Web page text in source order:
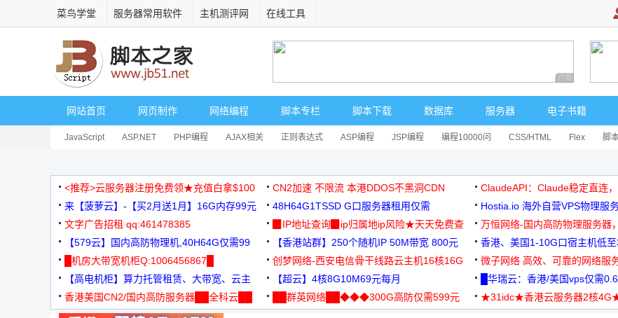
菜鸟学堂 服务器常用软件 主机测评网 在线工具
广告 商业广告，
网站首页 网页制作 网络编程 脚本专栏 脚本下载 数据库 服务器 电子书籍
JavaScript ASP.NET PHP编程 AJAX相关 正则表达式 ASP编程 JSP编程 编程10000问 CSS/HTML Flex 脚
<推荐>云服务器注册免费领★充值白拿$100 CN2加速 不限流 本港DDOS不黑洞CDN ClaudeAPI：Claude稳定直连
来【菠萝云】-【买2月送1月】16G内存99元
48H64G1TSSD G口服务器租用仅需
3000+可免费测试
Hostia.io 海外自营VPS物理服
文字广告招租 qq:461478385
▉IP地址查询▉ip归属地ip风险★天天免费查
万恒网络-国内高防物理服务器
99元/月起
【579云】国内高防物理机,40H64G仅需99
元
【香港站群】250个随机IP 50M带宽 800元 香港、美国1-10G口宿主机低
█机房大带宽机柜Q:1006456867█
创梦网络-西安电信骨干线路云主机16核16G
88元/月
微子网络 高效、可靠的网络服
【高电机柜】算力托管租赁、大带宽、云主
机
【超云】4核8G10M69元每月 █华瑞云：香港/美国vps仅需0.6
香港美国CN2/国内高防服务器██全科云██
██群英网络██◆◆◆300G高防仅需599元
★31idc★香港云服务器2核